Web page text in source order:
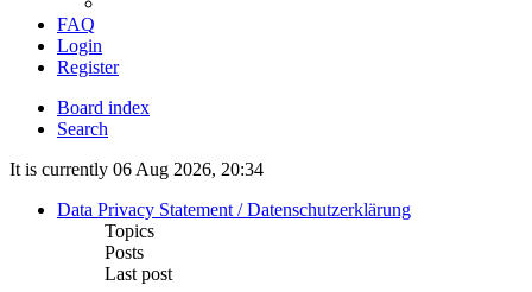
FAQ
Login
Register
Board index
Search
It is currently 06 Aug 2026, 20:34
Data Privacy Statement / Datenschutzerklärung
Topics
Posts
Last post